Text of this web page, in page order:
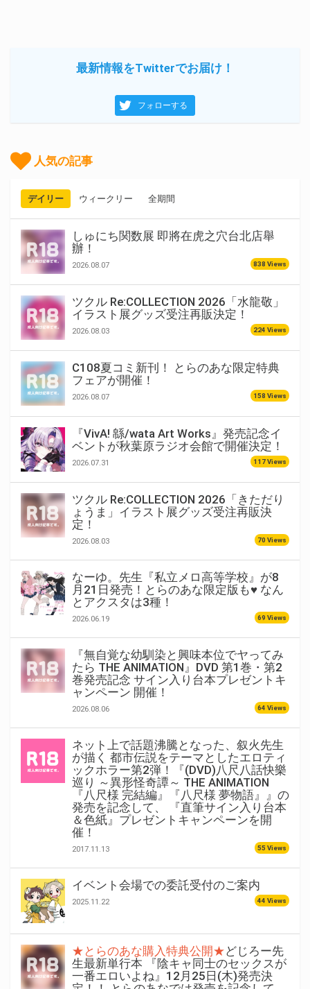
最新情報をTwitterでお届け！
フォローする
人気の記事
デイリー ウィークリー 全期間
しゅにち関数展 即將在虎之穴台北店舉
辦！
2026.08.07 838 Views
ツクル Re:COLLECTION 2026「水龍敬」
イラスト展グッズ受注再販決定！
2026.08.03 224 Views
C108夏コミ新刊！ とらのあな限定特典
フェアが開催！
2026.08.07 158 Views
『VivA! 緜/wata Art Works』発売記念イ
ベントが秋葉原ラジオ会館で開催決定！
2026.07.31 117 Views
ツクル Re:COLLECTION 2026「きただり
ょうま」イラスト展グッズ受注再販決
定！
2026.08.03 70 Views
なーゆ。先生『私立メロ高等学校』が8
月21日発売！とらのあな限定版も♥ なん
とアクスタは3種！
2026.06.19 69 Views
『無自覚な幼馴染と興味本位でヤってみ
たら THE ANIMATION』DVD 第1巻・第2
巻発売記念 サイン入り台本プレゼントキ
ャンペーン 開催！
2026.08.06 64 Views
ネット上で話題沸騰となった、叙火先生
が描く 都市伝説をテーマとしたエロティ
ックホラー第2弾！『(DVD)八尺八話快樂
巡り ～異形怪奇譚～ THE ANIMATION
『八尺様 完結編』『八尺様 夢物語』』の
発売を記念して、 『直筆サイン入り台本
＆色紙』プレゼントキャンペーンを開
催！
2017.11.13 55 Views
イベント会場での委託受付のご案内
2025.11.22 44 Views
★とらのあな購入特典公開★どじろー先
生最新単行本 『陰キャ同士のセックスが
一番エロいよね』12月25日(木)発売決